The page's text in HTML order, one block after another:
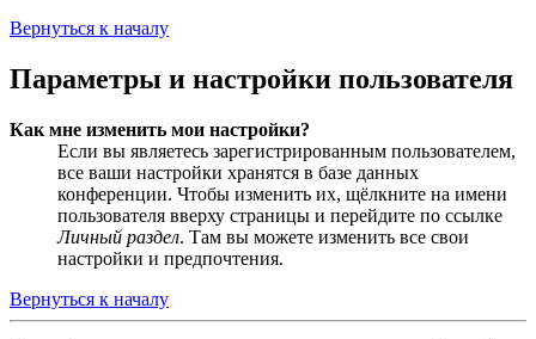
Вернуться к началу
Параметры и настройки пользователя
Как мне изменить мои настройки?
Если вы являетесь зарегистрированным пользователем,
все ваши настройки хранятся в базе данных
конференции. Чтобы изменить их, щёлкните на имени
пользователя вверху страницы и перейдите по ссылке
Личный раздел. Там вы можете изменить все свои
настройки и предпочтения.
Вернуться к началу